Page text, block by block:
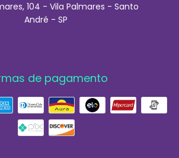
104 - Vila Palmares - Santo
André - SP
de pagamento